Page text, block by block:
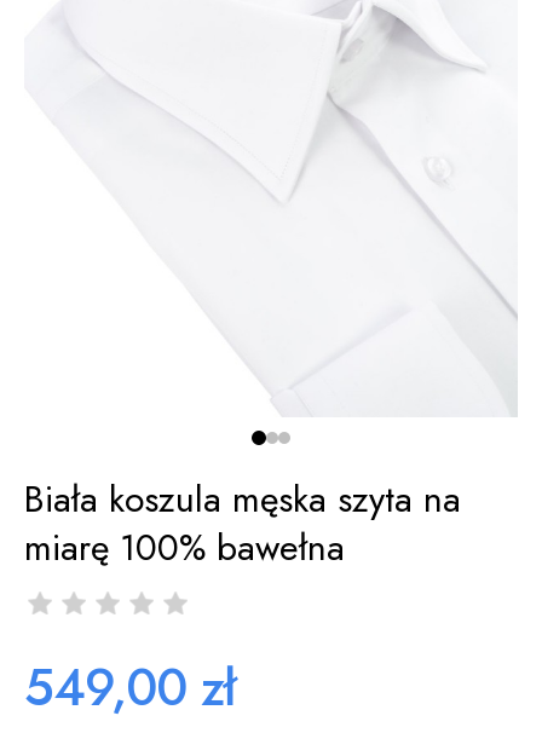
Biała koszula męska szyta na
miarę 100% bawełna
549,00 zł